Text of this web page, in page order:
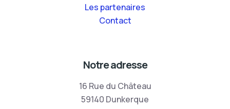
Les partenaires
Contact
Notre adresse
16 Rue du Château
59140 Dunkerque